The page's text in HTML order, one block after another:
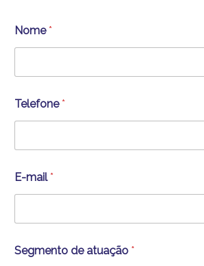
Nome*
Telefone*
E-mail*
Segmento de atuação *